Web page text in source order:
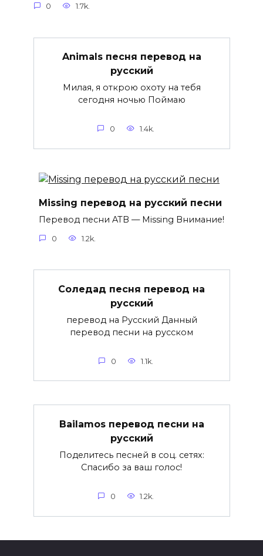
0 1.7k.
Animals песня перевод на
русский
Милая, я открою охоту на тебя
сегодня ночью Поймаю
0 1.4k.
Missing перевод на русский песни
Перевод песни ATB — Missing Внимание!
0 1.2k.
Соледад песня перевод на
русский
перевод на Русский Данный
перевод песни на русском
0 1.1k.
Bailamos перевод песни на
русский
Поделитесь песней в соц. сетях:
Спасибо за ваш голос!
0 1.2k.